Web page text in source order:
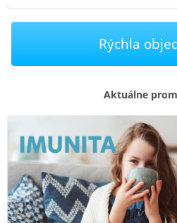
Rýchla
Aktuálne